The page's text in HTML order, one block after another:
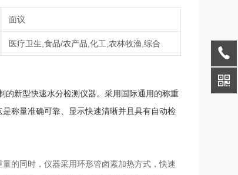
面议
医疗卫生,食品/农产品,化工,农林牧渔,综合
的新型快速水分检测仪器。采用国际通用的称重
是称量准确可靠、显示快速清晰并且具有自动检
的同时，仪器采用环形管卤素加热方式，快速